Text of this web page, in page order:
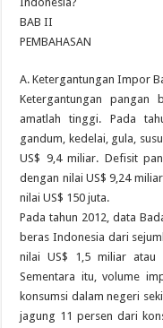
BAB II
PEMBAHASAN
A. Ketergantungan Impor
Ketergantungan pangan
amatlah tinggi. Pada
gandum, kedelai, gula,
US$ 9,4 miliar. Defisit
dengan nilai US$ 9,24
nilai US$ 150 juta.
Pada tahun 2012, data
beras Indonesia dari
nilai US$ 1,5 miliar
Sementara itu, volume
konsumsi dalam negeri
jagung 11 persen dari